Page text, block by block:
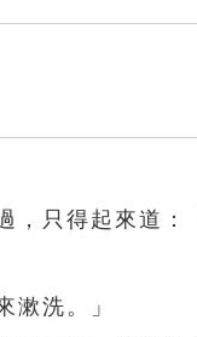
，只得起來道：
漱洗。」